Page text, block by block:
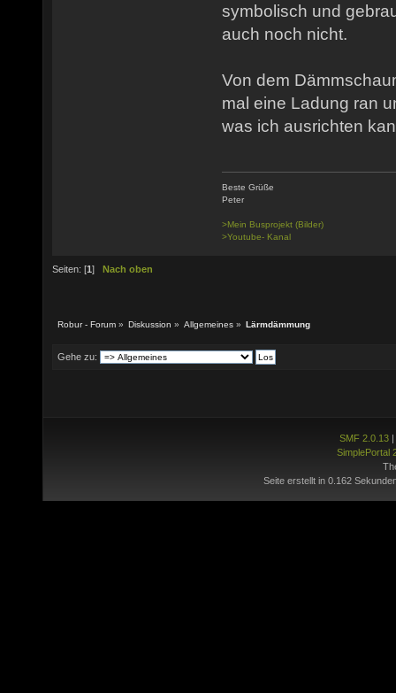
symbolisch und
auch noch nicht.
Von dem
mal eine Ladung ran
was ich ausrichten
Beste Grüße
Peter
>Mein Busprojekt (Bilder)
>Youtube- Kanal
Seiten: [1 ] Nach oben
Robur - Forum » Diskussion » Allgemeines » Lärmdämmung
Gehe zu:
SMF 2.0.13|
SimplePortal
Seite erstellt in 0.162